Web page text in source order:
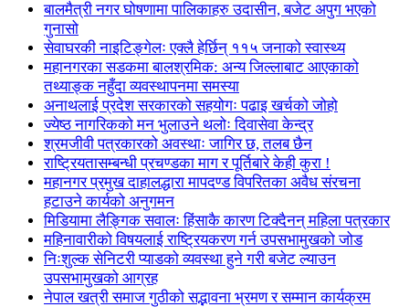
बालमैत्री नगर घोषणामा पालिकाहरु उदासीन, बजेट अपुग भएको
गुनासो
सेवाघरकी नाइटिङ्गेलः एक्लै हेर्छिन् ११५ जनाको स्वास्थ्य
महानगरका सडकमा बालश्रमिक: अन्य जिल्लाबाट आएकाको
तथ्याङ्क नहुँदा व्यवस्थापनमा समस्या
अनाथलाई प्रदेश सरकारको सहयोगः पढाइ खर्चको जोहो
ज्येष्ठ नागरिकको मन भुलाउने थलोः दिवासेवा केन्द्र
श्रमजीवी पत्रकारको अवस्थाः जागिर छ, तलब छैन
राष्ट्रियतासम्बन्धी प्रचण्डका माग र पूर्तिबारे केही कुरा !
महानगर प्रमुख दाहालद्धारा मापदण्ड विपरितका अवैध संरचना
हटाउने कार्यको अनुगमन
मिडियामा लैङ्गिक सवालः हिंसाकै कारण टिक्दैनन् महिला पत्रकार
महिनावारीको विषयलाई राष्ट्रियकरण गर्न उपसभामुखको जोड
निःशुल्क सेनिटरी प्याडको व्यवस्था हुने गरी बजेट ल्याउन
उपसभामुखको आग्रह
नेपाल खत्री समाज गुठीको सद्भावना भ्रमण र सम्मान कार्यक्रम